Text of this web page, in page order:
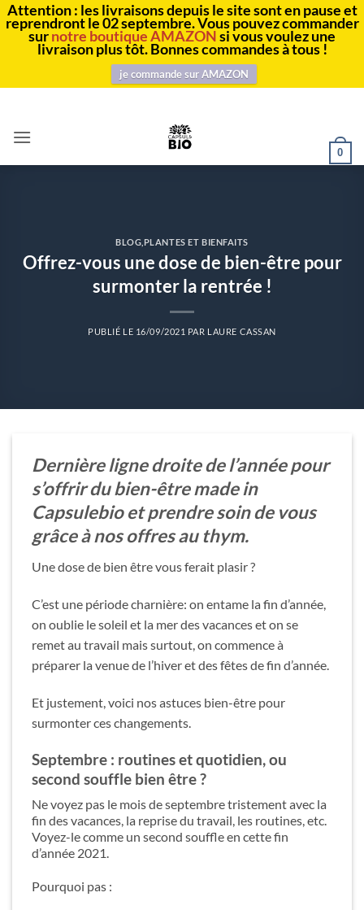
Attention : les livraisons depuis le site sont en pause et
reprendront le 02 septembre. Vous pouvez commander
surnotre boutique AMAZONsi vous voulez une
livraison plus tôt. Bonnes commandes à tous !
je commande sur AMAZON
contenu
0
BLOG PLANTES ET BIENFAITS
Offrez-vous une dose de bien-être pour
surmonter la rentrée !
PUBLIÉ LE 16/09/2021 PAR LAURE CASSAN
Dernière ligne droite de l’année pour
s’offrir du bien-être made in
Capsulebio et prendre soin de vous
grâce à nos offres au thym.
Une dose de bien être vous ferait plasir ?
C’est une période charnière: on entame la fin d’année,
on oublie le soleil et la mer des vacances et on se
remet au travail mais surtout, on commence à
préparer la venue de l’hiver et des fêtes de fin d’année.
Et justement, voici nos astuces bien-être pour
surmonter ces changements.
Septembre : routines et quotidien, ou
second souffle bien être ?
Ne voyez pas le mois de septembre tristement avec la
fin des vacances, la reprise du travail, les routines, etc.
Voyez-le comme un second souffle en cette fin
d’année 2021.
Pourquoi pas :